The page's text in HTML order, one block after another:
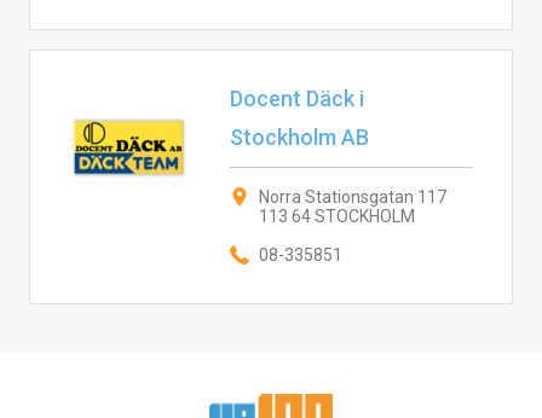
Docent Däck i
Stockholm AB
Norra Stationsgatan 117
113 64 STOCKHOLM
08-335851